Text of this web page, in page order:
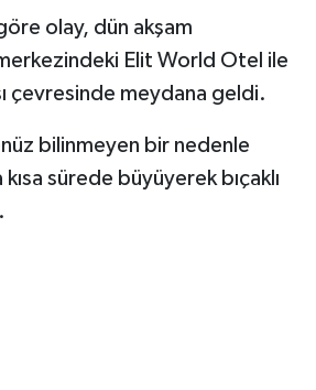
olay, dün akşam
Elit World Otel ile
çevresinde meydana geldi.
bilinmeyen bir nedenle
sürede büyüyerek bıçaklı